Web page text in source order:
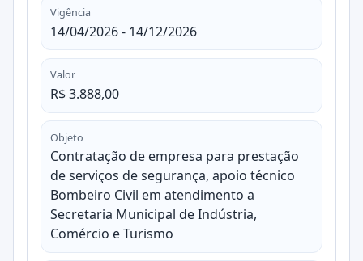
Vigência
14/04/2026 - 14/12/2026
Valor
R$ 3.888,00
Objeto
Contratação de empresa para prestação
de serviços de segurança, apoio técnico
Bombeiro Civil em atendimento a
Secretaria Municipal de Indústria,
Comércio e Turismo